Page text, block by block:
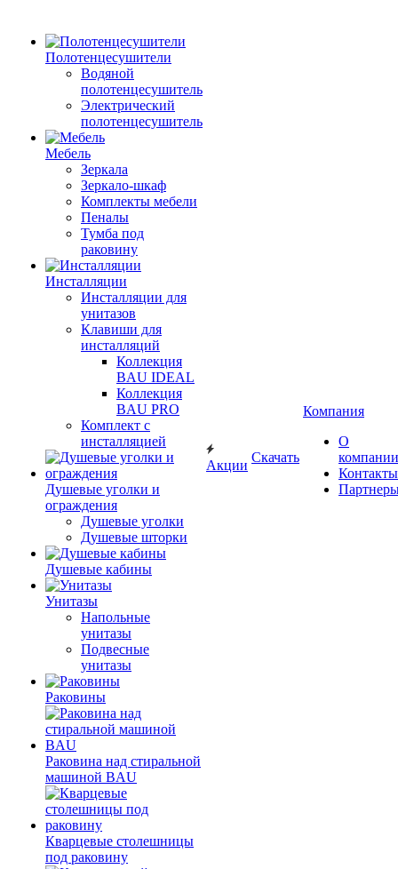
Полотенцесушители
Водяной
полотенцесушитель
Электрический
полотенцесушитель
Мебель
Зеркала
Зеркало-шкаф
Комплекты мебели
Пеналы
Тумба под
раковину
Инсталляции
Инсталляции для
унитазов
Клавиши для
инсталляций
Коллекция
BAU IDEAL
Коллекция
BAU PRO
Комплект с
инсталляцией
Душевые уголки и
ограждения
Душевые уголки
Душевые шторки
Душевые кабины
Унитазы
Напольные
унитазы
Подвесные
унитазы
Раковины
Раковина над стиральной
машиной BAU
Кварцевые столешницы
под раковину
Акции
Скачать
Компания
О
компании
Контакты